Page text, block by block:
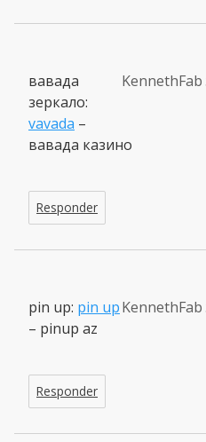
KennethFab
вавада
зеркало:
vavada –
вавада казино
Responder
KennethFab
pin up: pin up
– pinup az
Responder